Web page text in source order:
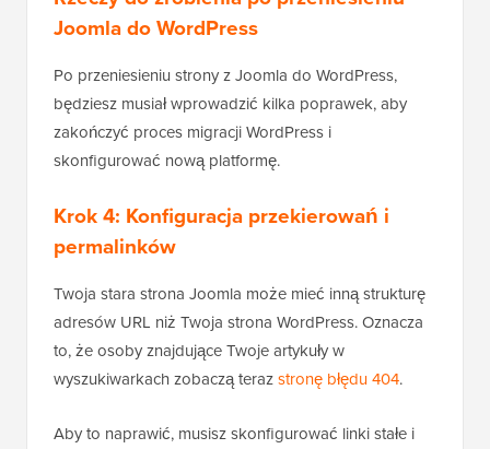
Joomla do WordPress
Po przeniesieniu strony z Joomla do WordPress,
będziesz musiał wprowadzić kilka poprawek, aby
zakończyć proces migracji WordPress i
skonfigurować nową platformę.
Krok 4: Konfiguracja przekierowań i
permalinków
Twoja stara strona Joomla może mieć inną strukturę
adresów URL niż Twoja strona WordPress. Oznacza
to, że osoby znajdujące Twoje artykuły w
wyszukiwarkach zobaczą terazstronę błędu 404.
Aby to naprawić, musisz skonfigurować linki stałe i